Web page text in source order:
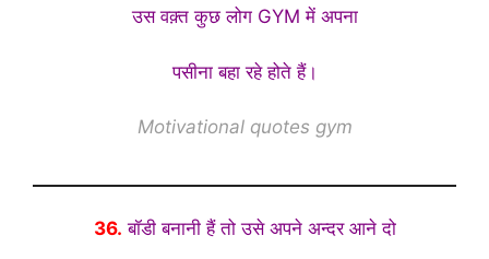
उस वक़्त कुछ लोग GYM में अपना
पसीना बहा रहे होते हैं।
Motivational quotes gym
36. बॉडी बनानी हैं तो उसे अपने अन्दर आने दो